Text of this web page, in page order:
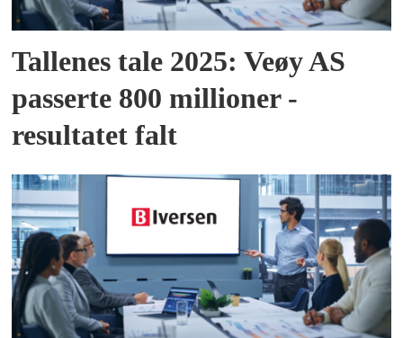
Tallenes tale 2025: Veøy AS
passerte 800 millioner -
resultatet falt